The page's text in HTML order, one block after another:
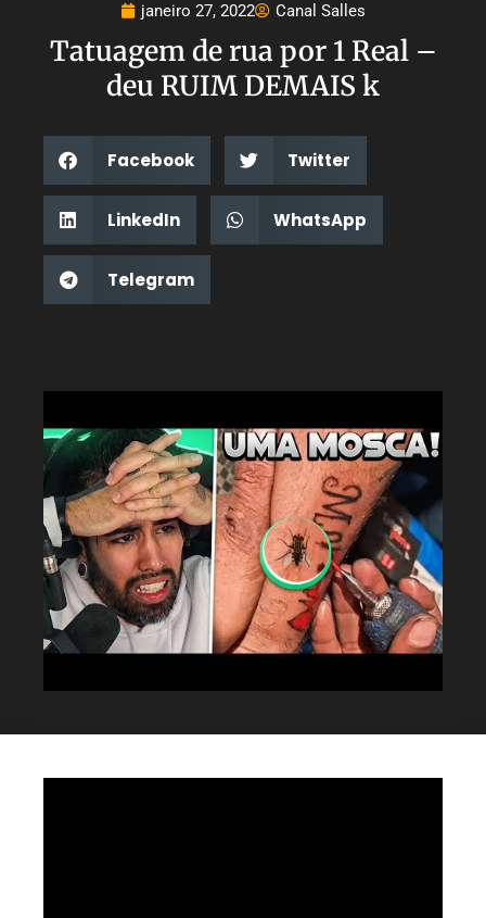
janeiro 27, 2022 Canal Salles
Tatuagem de rua por 1 Real –
deu RUIM DEMAIS k
Facebook Twitter
LinkedIn WhatsApp
Telegram